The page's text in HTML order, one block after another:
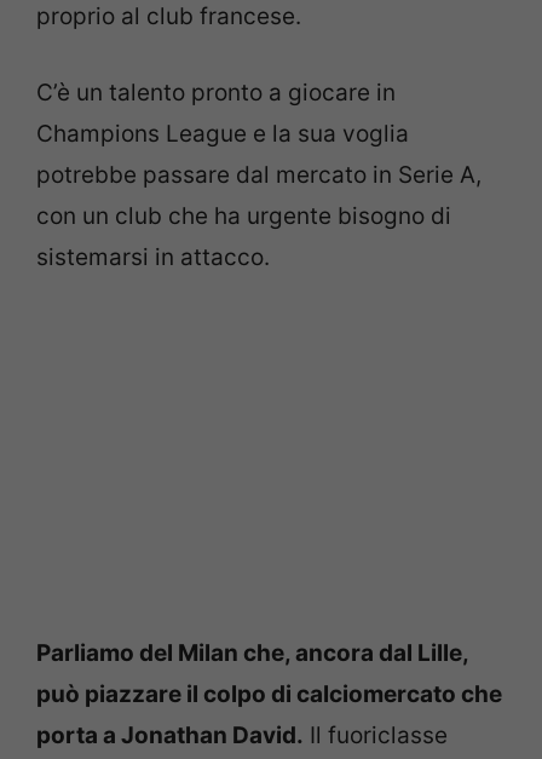
proprio al club francese.
C’è un talento pronto a giocare in
Champions League e la sua voglia
potrebbe passare dal mercato in Serie A,
con un club che ha urgente bisogno di
sistemarsi in attacco.
Parliamo del Milan che, ancora dal Lille,
può piazzare il colpo di calciomercato che
porta a Jonathan David. Il fuoriclasse